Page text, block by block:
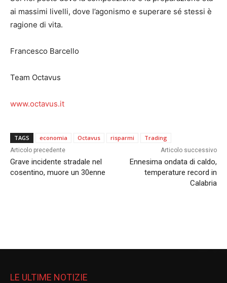
ai massimi livelli, dove l’agonismo e superare sé stessi è
ragione di vita.
Francesco Barcello
Team Octavus
www.octavus.it
TAGS economia Octavus risparmi Trading
Articolo precedente
Grave incidente stradale nel
cosentino, muore un 30enne
Articolo successivo
Ennesima ondata di caldo,
temperature record in
Calabria
LE ULTIME NOTIZIE